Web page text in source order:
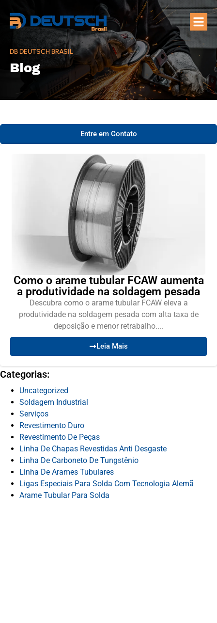
DB DEUTSCH BRASIL
Blog
Entre em Contato
Como o arame tubular FCAW aumenta
a produtividade na soldagem pesada
Descubra como o arame tubular FCAW eleva a
produtividade na soldagem pesada com alta taxa de
deposição e menor retrabalho....
Leia Mais
Categorias:
Uncategorized
Soldagem Industrial
Serviços
Revestimento Duro
Revestimento De Peças
Linha De Chapas Revestidas Anti Desgaste
Linha De Carboneto De Tungstênio
Linha De Arames Tubulares
Ligas Especiais Para Solda Com Tecnologia Alemã
Arame Tubular Para Solda